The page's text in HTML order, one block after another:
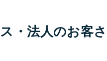
・法人のお客